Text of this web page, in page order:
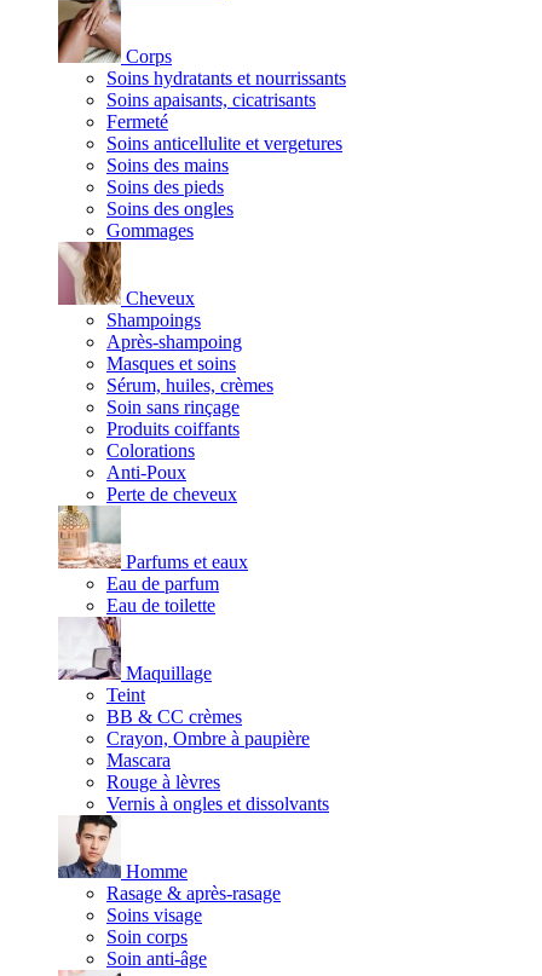
Corps
Soins hydratants et nourrissants
Soins apaisants, cicatrisants
Fermeté
Soins anticellulite et vergetures
Soins des mains
Soins des pieds
Soins des ongles
Gommages
Cheveux
Shampoings
Après-shampoing
Masques et soins
Sérum, huiles, crèmes
Soin sans rinçage
Produits coiffants
Colorations
Anti-Poux
Perte de cheveux
Parfums et eaux
Eau de parfum
Eau de toilette
Maquillage
Teint
BB & CC crèmes
Crayon, Ombre à paupière
Mascara
Rouge à lèvres
Vernis à ongles et dissolvants
Homme
Rasage & après-rasage
Soins visage
Soin corps
Soin anti-âge